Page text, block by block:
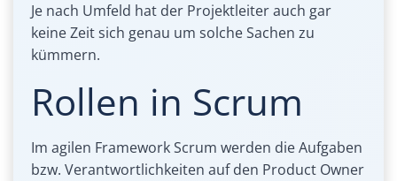
Je nach Umfeld hat der Projektleiter auch gar
keine Zeit sich genau um solche Sachen zu
kümmern.
Rollen in Scrum
Im agilen Framework Scrum werden die Aufgaben
bzw. Verantwortlichkeiten auf den Product Owner